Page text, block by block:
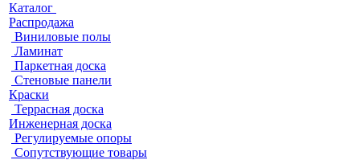
Каталог
Распродажа
Виниловые полы
Ламинат
Паркетная доска
Стеновые панели
Краски
Террасная доска
Инженерная доска
Регулируемые опоры
Сопутствующие товары